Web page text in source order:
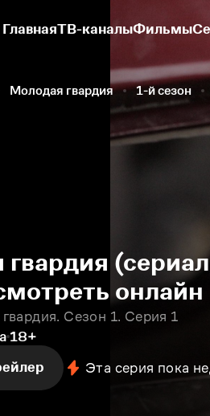
ГлавнаяТВ-каналыФильмы
Молодая гвардия 1-й сезон
онлайн
Сезон 1. Серия 1
18+
Эта серия пока